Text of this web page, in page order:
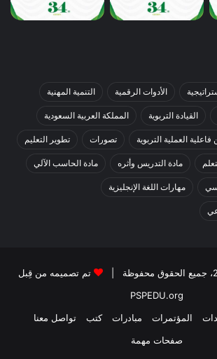
الأدوات الرقمية التنمية المهنية
القيادة التربوية المملكة العربية السعودية
العملية التربوية تصورات تطوير التعليم
مادة التدريس وأثره مادة الحاسب الآلي
مهارات اللغة الإنجليزية
تم تصميمه من قِبل
PSPEDU.org
المؤتمرات مبادرات كتب
تواصل معنا
صفحات مهمة